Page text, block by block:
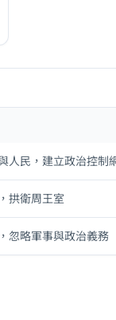
人民，建立政治控制
拱衛周王室
忽略軍事與政治義務